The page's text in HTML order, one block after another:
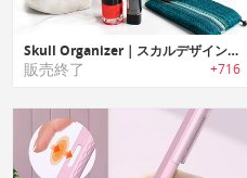
Skull Organizer｜スカルデザイン収納ケース「スカルオーガナイザー」
販売終了 +716